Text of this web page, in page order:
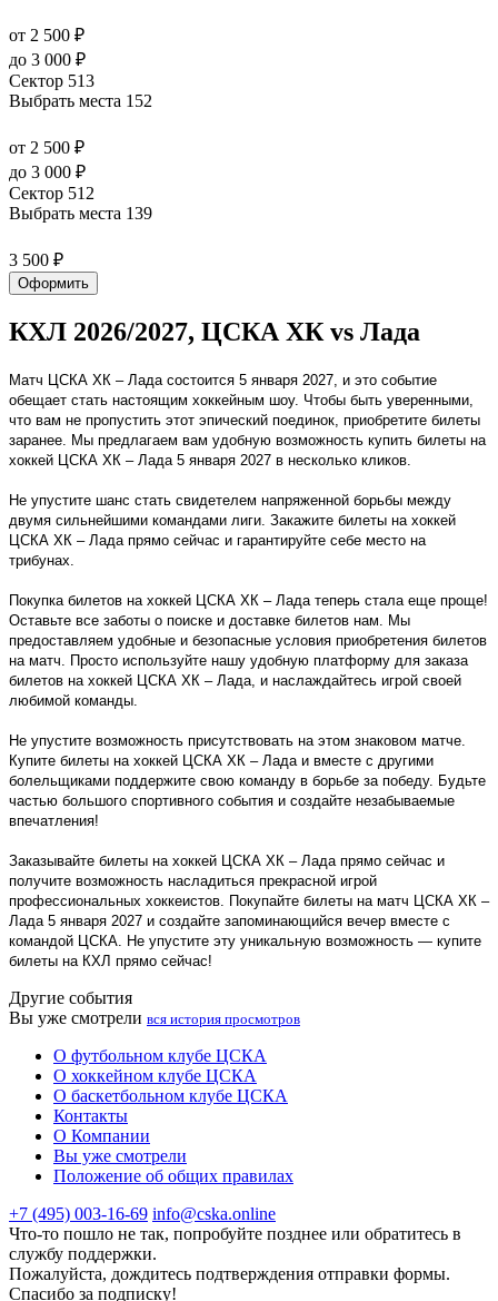
от 2 500 ₽
до 3 000 ₽
Сектор 513
Выбрать места 152
от 2 500 ₽
до 3 000 ₽
Сектор 512
Выбрать места 139
3 500 ₽
Оформить
КХЛ 2026/2027, ЦСКА ХК vs Лада
Матч ЦСКА ХК – Лада состоится 5 января 2027, и это событие
обещает стать настоящим хоккейным шоу. Чтобы быть уверенными,
что вам не пропустить этот эпический поединок, приобретите билеты
заранее. Мы предлагаем вам удобную возможность купить билеты на
хоккей ЦСКА ХК – Лада 5 января 2027 в несколько кликов.
Не упустите шанс стать свидетелем напряженной борьбы между
двумя сильнейшими командами лиги. Закажите билеты на хоккей
ЦСКА ХК – Лада прямо сейчас и гарантируйте себе место на
трибунах.
Покупка билетов на хоккей ЦСКА ХК – Лада теперь стала еще проще!
Оставьте все заботы о поиске и доставке билетов нам. Мы
предоставляем удобные и безопасные условия приобретения билетов
на матч. Просто используйте нашу удобную платформу для заказа
билетов на хоккей ЦСКА ХК – Лада, и наслаждайтесь игрой своей
любимой команды.
Не упустите возможность присутствовать на этом знаковом матче.
Купите билеты на хоккей ЦСКА ХК – Лада и вместе с другими
болельщиками поддержите свою команду в борьбе за победу. Будьте
частью большого спортивного события и создайте незабываемые
впечатления!
Заказывайте билеты на хоккей ЦСКА ХК – Лада прямо сейчас и
получите возможность насладиться прекрасной игрой
профессиональных хоккеистов. Покупайте билеты на матч ЦСКА ХК –
Лада 5 января 2027 и создайте запоминающийся вечер вместе с
командой ЦСКА. Не упустите эту уникальную возможность — купите
билеты на КХЛ прямо сейчас!
Другие события
Вы уже смотрели вся история просмотров
О футбольном клубе ЦСКА
О хоккейном клубе ЦСКА
О баскетбольном клубе ЦСКА
Контакты
О Компании
Вы уже смотрели
Положение об общих правилах
+7 (495) 003-16-69 info@cska.online
Что-то пошло не так, попробуйте позднее или обратитесь в
службу поддержки.
Пожалуйста, дождитесь подтверждения отправки формы.
Спасибо за подписку!